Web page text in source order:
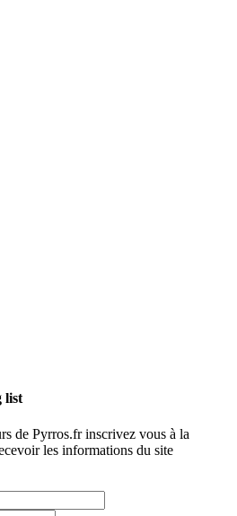
list
de Pyrros.fr inscrivez vous à la
les informations du site